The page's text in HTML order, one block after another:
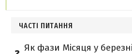
ЧАСТІ ПИТАННЯ
Як фази Місяця у